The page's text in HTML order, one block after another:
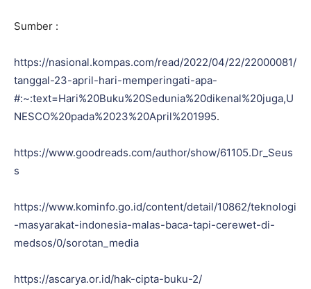
Sumber :
https://nasional.kompas.com/read/2022/04/22/22000081/
tanggal-23-april-hari-memperingati-apa-
#:~:text=Hari%20Buku%20Sedunia%20dikenal%20juga,U
NESCO%20pada%2023%20April%201995.
https://www.goodreads.com/author/show/61105.Dr_Seus
s
https://www.kominfo.go.id/content/detail/10862/teknologi
-masyarakat-indonesia-malas-baca-tapi-cerewet-di-
medsos/0/sorotan_media
https://ascarya.or.id/hak-cipta-buku-2/